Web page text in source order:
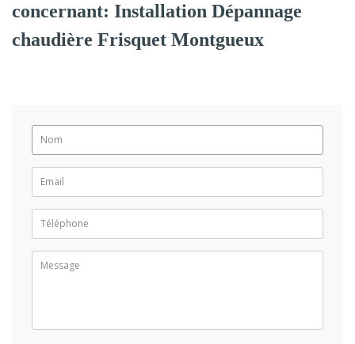
concernant: Installation Dépannage
chaudière Frisquet Montgueux